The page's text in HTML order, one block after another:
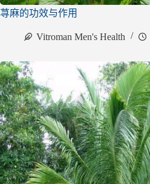
荨麻的功效与作用
Vitroman Men's Health